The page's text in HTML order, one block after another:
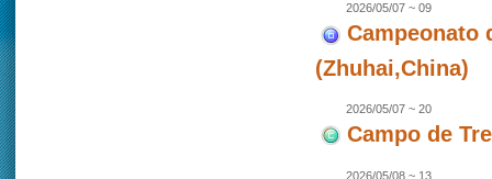
2026/05/07 ~ 09
Campeonato
(Zhuhai,China)
2026/05/07 ~ 20
Campo de
2026/05/08 ~ 13